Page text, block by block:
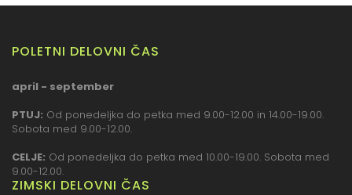
POLETNI DELOVNI ČAS
april - september
PTUJ: Od ponedeljka do petka med 9.00-12.00 in 14.00-19.00.
Sobota med 9.00-12.00.
CELJE: Od ponedeljka do petka med 10.00-19.00. Sobota med
9.00-12.00.
ZIMSKI DELOVNI ČAS